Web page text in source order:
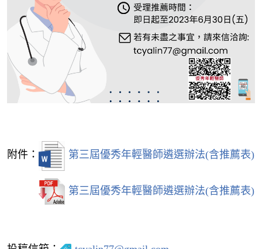
附件： 第三屆優秀年輕醫師遴選辦法(含推薦表)
第三屆優秀年輕醫師遴選辦法(含推薦表)